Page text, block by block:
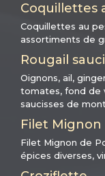
Coquillettes
Coquillettes au
assortiments de
Rougail
Oignons, ail,
tomates, fond de
saucisses de
Filet Mignon
Filet Mignon de
épices diverses,